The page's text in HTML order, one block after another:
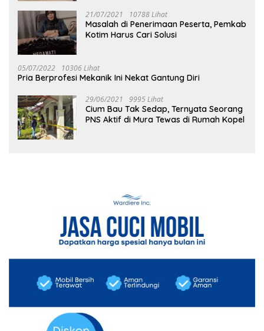
21/07/2021 10788 Lihat
Masalah di Penerimaan Peserta, Pemkab
Kotim Harus Cari Solusi
05/07/2022 10306 Lihat
Pria Berprofesi Mekanik Ini Nekat Gantung Diri
29/06/2021 9995 Lihat
Cium Bau Tak Sedap, Ternyata Seorang
PNS Aktif di Mura Tewas di Rumah Kopel